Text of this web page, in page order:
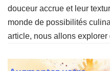
douceur accrue et leur
monde de possibilités
article, nous allons